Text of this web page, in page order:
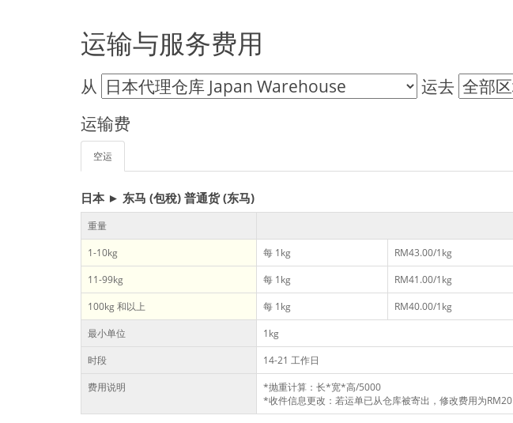
运输与服务费用
从
运去
运输费
空运
日本 ► 东马 (包稅) 普通货 (东马)
重量
1-10kg
每 1kg
RM43.00/1kg
11-99kg
每 1kg
RM41.00/1kg
100kg 和以上
每 1kg
RM40.00/1kg
最小单位
1kg
时段
14-21 工作日
费用说明
*抛重计算：长*宽*高/5000
*收件信息更改：若运单已从仓库被寄出，修改费用为RM20